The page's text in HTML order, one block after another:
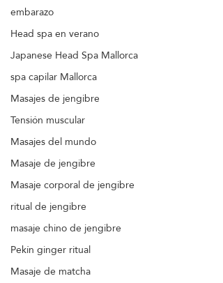
embarazo
Head spa en verano
Japanese Head Spa Mallorca
spa capilar Mallorca
Masajes de jengibre
Tensión muscular
Masajes del mundo
Masaje de jengibre
Masaje corporal de jengibre
ritual de jengibre
masaje chino de jengibre
Pekín ginger ritual
Masaje de matcha